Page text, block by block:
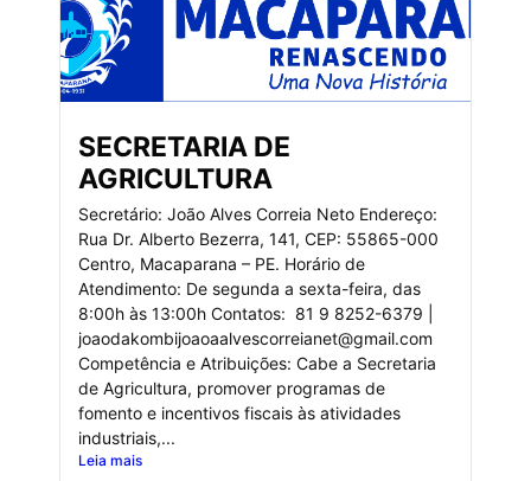
SECRETARIA DE
AGRICULTURA
Secretário: João Alves Correia Neto Endereço:
Rua Dr. Alberto Bezerra, 141, CEP: 55865-000
Centro, Macaparana – PE. Horário de
Atendimento: De segunda a sexta-feira, das
8:00h às 13:00h Contatos: 81 9 8252-6379 |
joaodakombijoaoaalvescorreianet@gmail.com
Competência e Atribuições: Cabe a Secretaria
de Agricultura, promover programas de
fomento e incentivos fiscais às atividades
industriais,...
Leia mais